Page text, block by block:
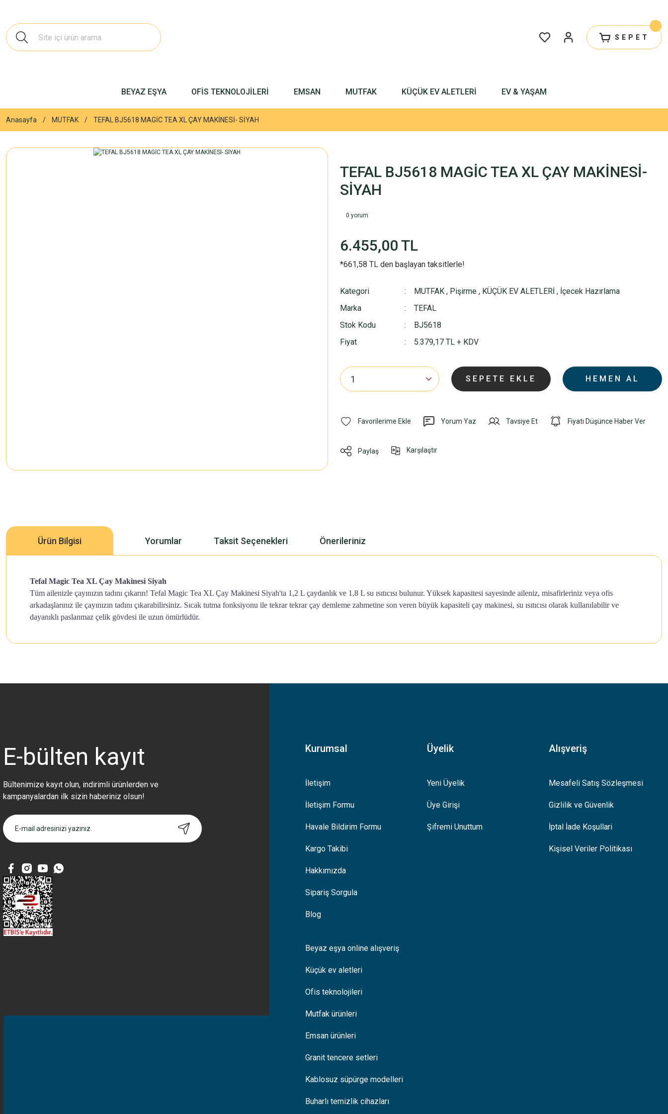
SEPET
BEYAZ EŞYA OFİS TEKNOLOJİLERİ EMSAN MUTFAK KÜÇÜK EV ALETLERİ EV & YAŞAM
Anasayfa MUTFAK TEFAL BJ5618 MAGİC TEA XL ÇAY MAKİNESİ- SİYAH
TEFAL BJ5618 MAGİC TEA XL ÇAY MAKİNESİ-
SİYAH
0 yorum
6.455,00 TL
*661,58 TL den başlayan taksitlerle!
Kategori MUTFAK , Pişirme , KÜÇÜK EV ALETLERİ , İçecek Hazırlama
Marka
TEFAL
Stok Kodu
BJ5618
Fiyat
5.379,17 TL + KDV
SEPETE EKLE HEMEN AL
Yorum Yaz Tavsiye Et Fiyatı Düşünce Haber Ver
Paylaş Karşılaştır
Ürün Bilgisi Yorumlar Taksit Seçenekleri Önerileriniz
Tefal Magic Tea XL Çay Makinesi Siyah
Tüm ailenizle çayınızın tadını çıkarın! Tefal Magic Tea XL Çay Makinesi Siyah'ta 1,2 L çaydanlık ve 1,8 L su ısıtıcısı bulunur. Yüksek kapasitesi sayesinde aileniz, misafirleriniz veya ofis
arkadaşlarınız ile çayınızın tadını çıkarabilirsiniz. Sıcak tutma fonksiyonu ile tekrar tekrar çay demleme zahmetine son veren büyük kapasiteli çay makinesi, su ısıtıcısı olarak kullanılabilir ve
dayanıklı paslanmaz çelik gövdesi ile uzun ömürlüdür.
Bu ürüne ilk yorumu siz yapın!
Bu ürüne benzer farklı alternatifler olmalı.
Gönder
E-bülten kayıt
Bültenimize kayıt olun, indirimli ürünlerden ve
kampanyalardan ilk sizin haberiniz olsun!
Kurumsal
İletişim
İletişim Formu
Havale Bildirim Formu
Kargo Takibi
Hakkımızda
Sipariş Sorgula
Blog
Üyelik
Yeni Üyelik
Üye Girişi
Şifremi Unuttum
Alışveriş
Mesafeli Satış Sözleşmesi
Gizlilik ve Güvenlik
İptal İade Koşullari
Kişisel Veriler Politikası
Beyaz eşya online alışveriş
Küçük ev aletleri
Ofis teknolojileri
Mutfak ürünleri
Emsan ürünleri
Granit tencere setleri
Kablosuz süpürge modelleri
Buharlı temizlik cihazları